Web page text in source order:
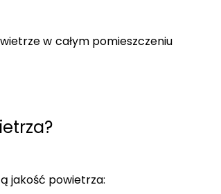
w całym pomieszczeniu
jakość powietrza: